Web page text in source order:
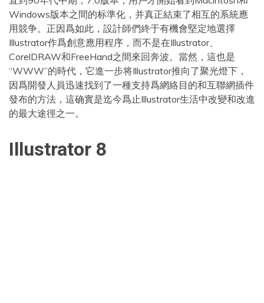
Windows版本之間的标準化，并真正結束了相互的系統應
用競争。正因爲如此，設計師們終于有機會堅定地選擇
Illustrator作爲創意應用程序，而不是在Illustrator、
CorelDRAW和FreeHand之間來回奔波。當然，這也是
“WWW”的時代，它進一步将Illustrator推向了聚光燈下，
因爲開發人員迅速找到了一種支持爲網絡目的和互聯網插件
發布的方法，這确實是迄今爲止Illustrator生活中改變和改進
的最大途徑之一。
Illustrator 8